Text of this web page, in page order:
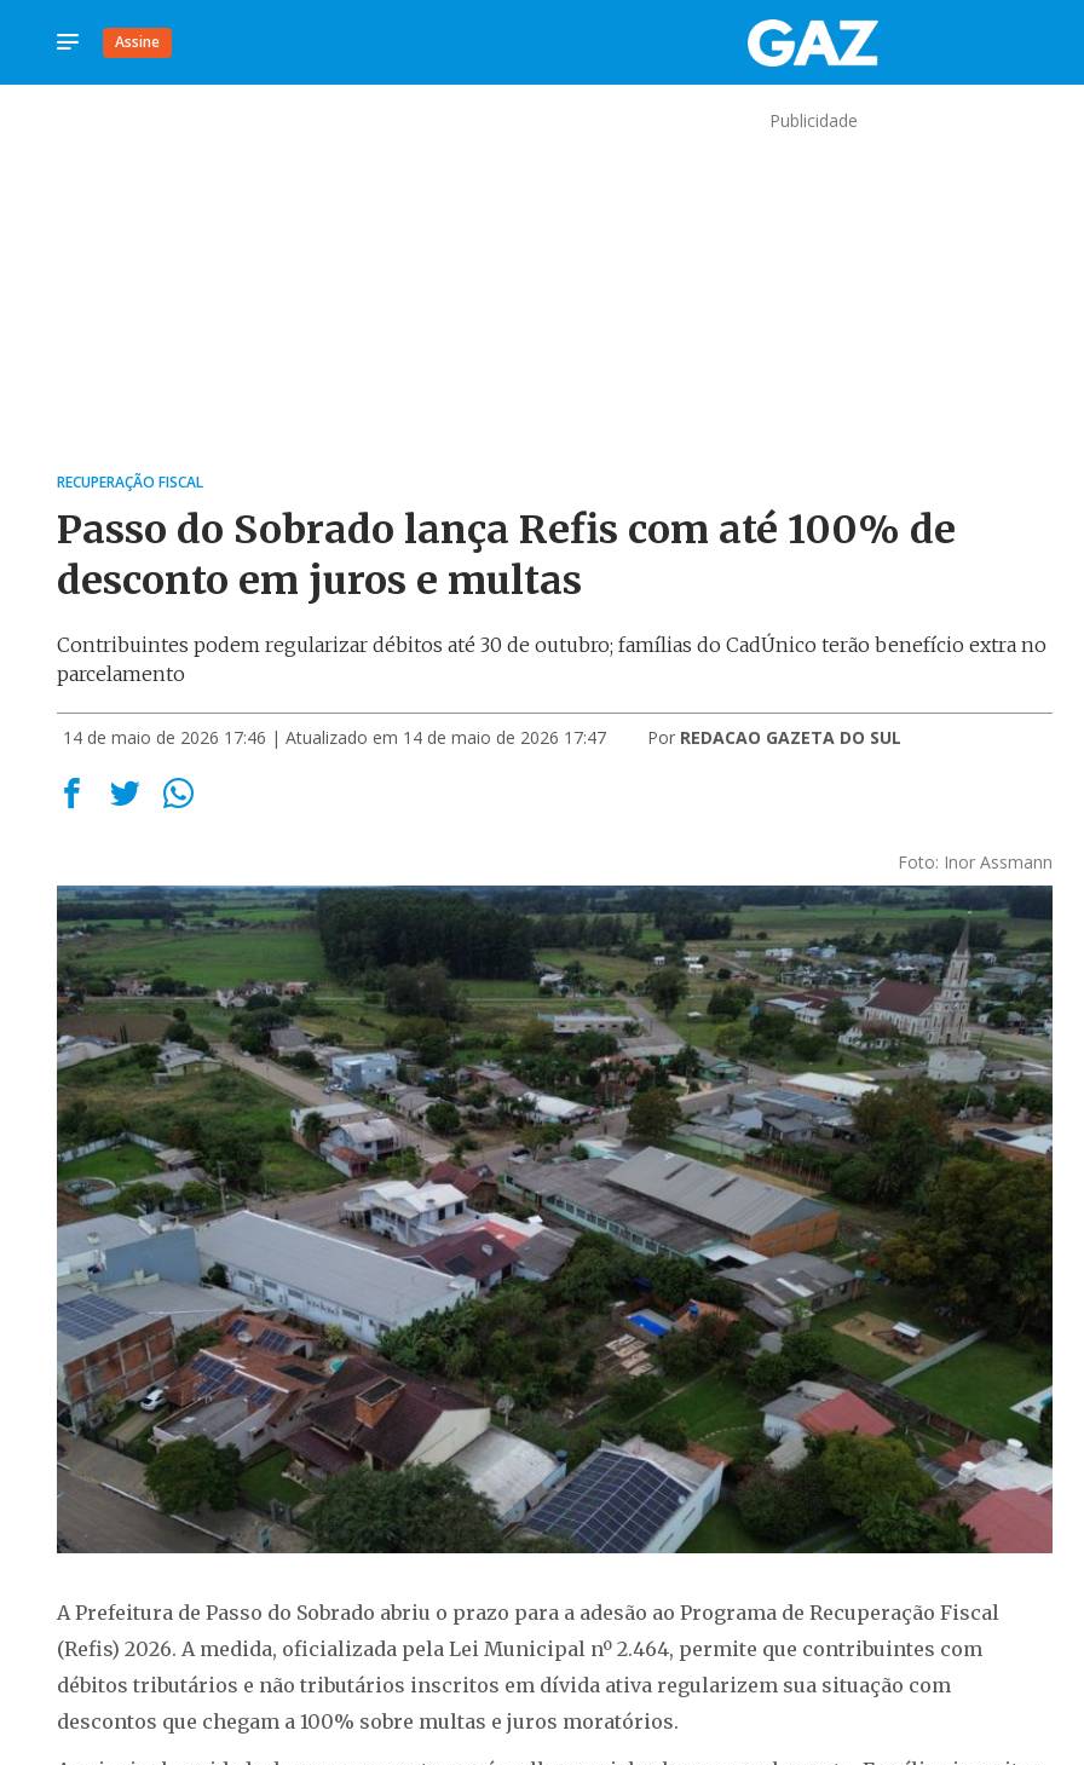
Assine
Publicidade
RECUPERAÇÃO FISCAL
Passo do Sobrado lança Refis com até 100% de
desconto em juros e multas
Contribuintes podem regularizar débitos até 30 de outubro; famílias do CadÚnico terão benefício extra no
parcelamento
14 de maio de 2026 17:46 | Atualizado em 14 de maio de 2026 17:47 Por REDACAO GAZETA DO SUL
Foto: Inor Assmann
A Prefeitura de Passo do Sobrado abriu o prazo para a adesão ao Programa de Recuperação Fiscal
(Refis) 2026. A medida, oficializada pela Lei Municipal nº 2.464, permite que contribuintes com
débitos tributários e não tributários inscritos em dívida ativa regularizem sua situação com
descontos que chegam a 100% sobre multas e juros moratórios.